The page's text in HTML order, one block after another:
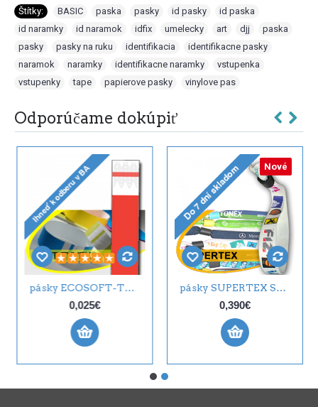
Štítky: BASIC paska pasky id pasky id paska
id naramky
id naramok idfix umelecky art djj paska
pasky
pasky na ruku identifikacia identifikacne pasky
naramok
naramky identifikacne naramky vstupenka
vstupenky
tape papierove pasky vinylove pas
Odporúčame dokúpiť
pásky TAB